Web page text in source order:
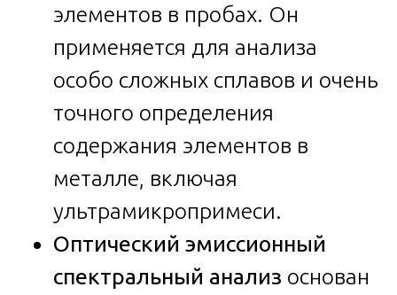
элементов в пробах. Он
применяется для анализа
особо сложных сплавов и очень
точного определения
содержания элементов в
металле, включая
ультрамикропримеси.
Оптический эмиссионный
спектральный анализ основан